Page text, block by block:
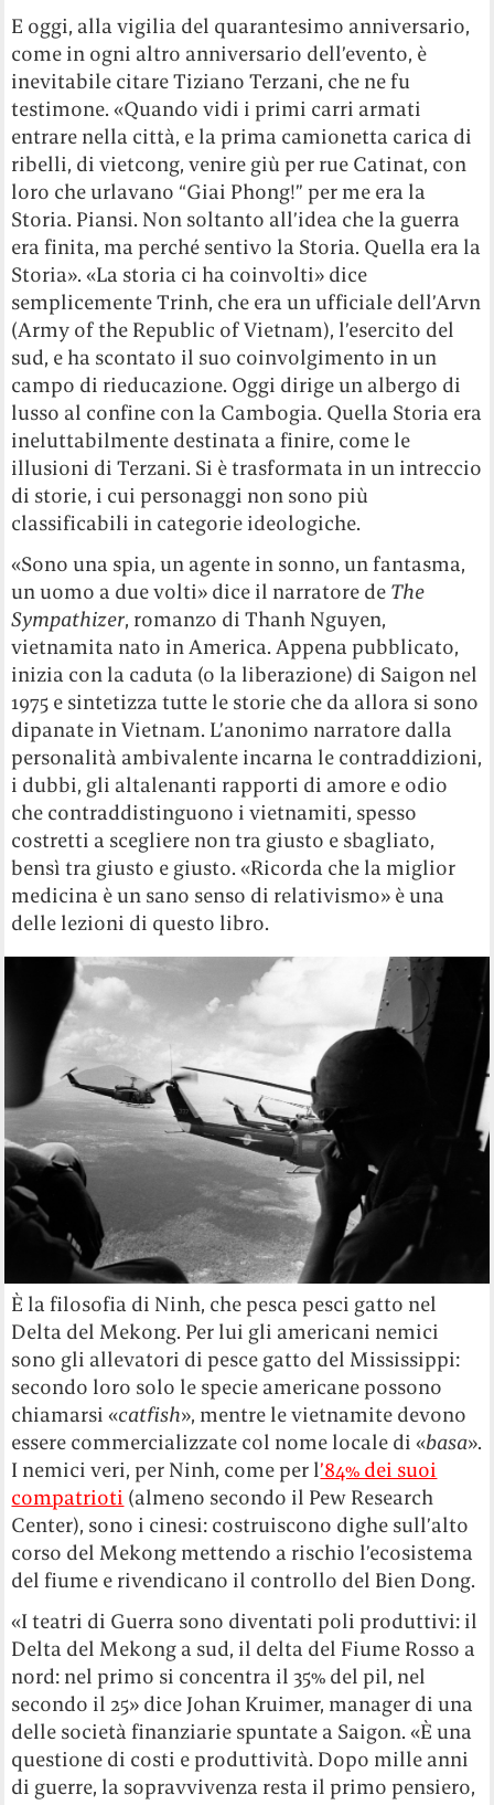
E oggi, alla vigilia del quarantesimo anniversario,
come in ogni altro anniversario dell’evento, è
inevitabile citare Tiziano Terzani, che ne fu
testimone. «Quando vidi i primi carri armati
entrare nella città, e la prima camionetta carica di
ribelli, di vietcong, venire giù per rue Catinat, con
loro che urlavano “Giai Phong!” per me era la
Storia. Piansi. Non soltanto all’idea che la guerra
era finita, ma perché sentivo la Storia. Quella era la
Storia». «La storia ci ha coinvolti» dice
semplicemente Trinh, che era un ufficiale dell’Arvn
(Army of the Republic of Vietnam), l’esercito del
sud, e ha scontato il suo coinvolgimento in un
campo di rieducazione. Oggi dirige un albergo di
lusso al confine con la Cambogia. Quella Storia era
ineluttabilmente destinata a finire, come le
illusioni di Terzani. Si è trasformata in un intreccio
di storie, i cui personaggi non sono più
classificabili in categorie ideologiche.
«Sono una spia, un agente in sonno, un fantasma,
un uomo a due volti» dice il narratore de The
Sympathizer, romanzo di Thanh Nguyen,
vietnamita nato in America. Appena pubblicato,
inizia con la caduta (o la liberazione) di Saigon nel
1975 e sintetizza tutte le storie che da allora si sono
dipanate in Vietnam. L’anonimo narratore dalla
personalità ambivalente incarna le contraddizioni,
i dubbi, gli altalenanti rapporti di amore e odio
che contraddistinguono i vietnamiti, spesso
costretti a scegliere non tra giusto e sbagliato,
bensì tra giusto e giusto. «Ricorda che la miglior
medicina è un sano senso di relativismo» è una
delle lezioni di questo libro.
È la filosofia di Ninh, che pesca pesci gatto nel
Delta del Mekong. Per lui gli americani nemici
sono gli allevatori di pesce gatto del Mississippi:
secondo loro solo le specie americane possono
chiamarsi «catfish», mentre le vietnamite devono
essere commercializzate col nome locale di «basa».
I nemici veri, per Ninh, come per l’84% dei suoi
compatrioti (almeno secondo il Pew Research
Center), sono i cinesi: costruiscono dighe sull’alto
corso del Mekong mettendo a rischio l’ecosistema
del fiume e rivendicano il controllo del Bien Dong.
«I teatri di Guerra sono diventati poli produttivi: il
Delta del Mekong a sud, il delta del Fiume Rosso a
nord: nel primo si concentra il 35% del pil, nel
secondo il 25» dice Johan Kruimer, manager di una
delle società finanziarie spuntate a Saigon. «È una
questione di costi e produttività. Dopo mille anni
di guerre, la sopravvivenza resta il primo pensiero,